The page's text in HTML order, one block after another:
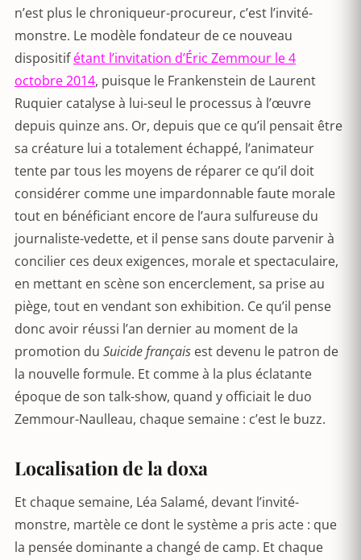
n’est plus le chroniqueur-procureur, c’est l’invité-
monstre. Le modèle fondateur de ce nouveau
dispositifétant l’invitation d’Éric Zemmour le 4
octobre 2014, puisque le Frankenstein de Laurent
Ruquier catalyse à lui-seul le processus à l’œuvre
depuis quinze ans. Or, depuis que ce qu’il pensait être
sa créature lui a totalement échappé, l’animateur
tente par tous les moyens de réparer ce qu’il doit
considérer comme une impardonnable faute morale
tout en bénéficiant encore de l’aura sulfureuse du
journaliste-vedette, et il pense sans doute parvenir à
concilier ces deux exigences, morale et spectaculaire,
en mettant en scène son encerclement, sa prise au
piège, tout en vendant son exhibition. Ce qu’il pense
donc avoir réussi l’an dernier au moment de la
promotion du Suicide français est devenu le patron de
la nouvelle formule. Et comme à la plus éclatante
époque de son talk-show, quand y officiait le duo
Zemmour-Naulleau, chaque semaine : c’est le buzz.
Localisation de la doxa
Et chaque semaine, Léa Salamé, devant l’invité-
monstre, martèle ce dont le système a pris acte : que
la pensée dominante a changé de camp. Et chaque